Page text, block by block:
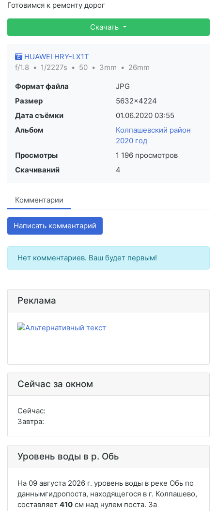
Готовимся к ремонту дорог
Скачать
HUAWEI HRY-LX1T
f/1.8
1/2227s 50 3mm 26mm
Формат файла
JPG
Размер
5632×4224
Дата съёмки
01.06.2020 03:55
Альбом
Колпашевский район
2020 год
Просмотры
1 196 просмотров
Скачиваний
4
Комментарии
Написать комментарий
Нет комментариев. Ваш будет первым!
Реклама
Сейчас за окном
Сейчас:
Завтра:
Уровень воды в р. Обь